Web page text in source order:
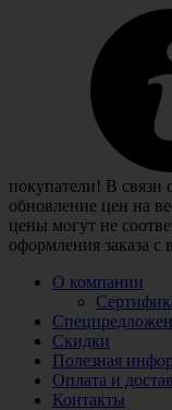
покупатели! В связи
обновление цен на
цены могут не
оформления заказа с
О компании
Скидки
Полезная
Оплата и
Контакты